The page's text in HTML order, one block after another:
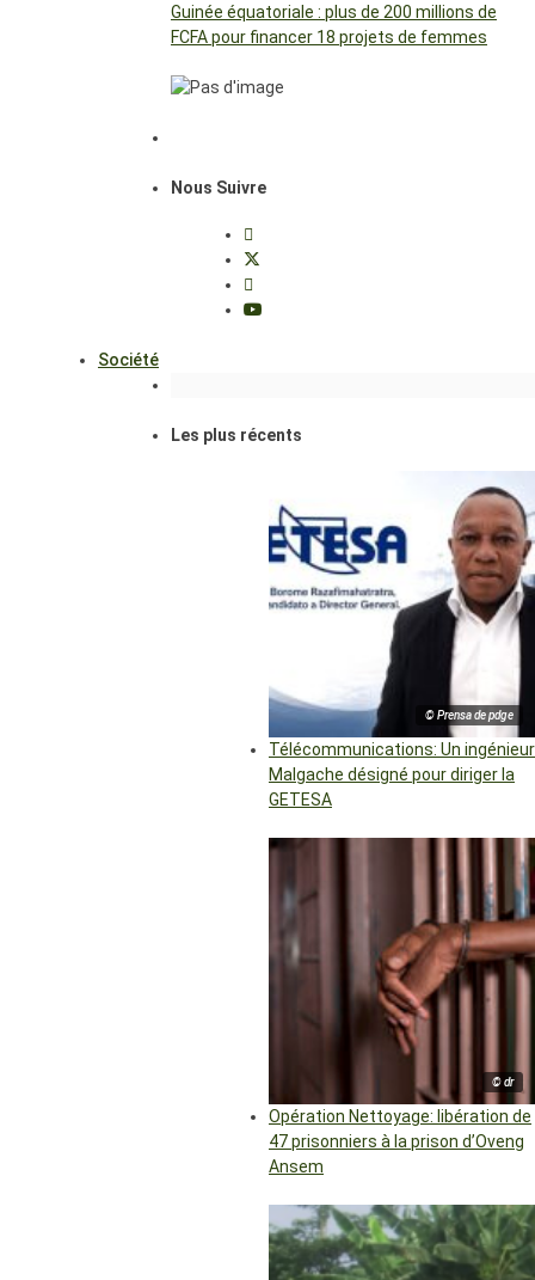
Guinée équatoriale : plus de 200 millions de
FCFA pour financer 18 projets de femmes
Nous Suivre
Société
Les plus récents
© Prensa de pdge
Télécommunications: Un ingénieur
Malgache désigné pour diriger la
GETESA
© dr
Opération Nettoyage: libération de
47 prisonniers à la prison d’Oveng
Ansem